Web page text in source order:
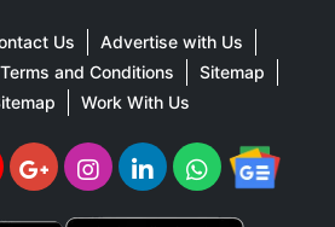
Us
Advertise with Us
Terms and Conditions
Sitemap
Work With Us